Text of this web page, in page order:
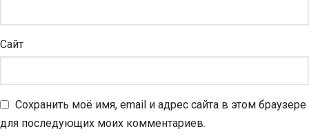
Сайт
Сохранить моё имя, email и адрес сайта в этом браузере
для последующих моих комментариев.